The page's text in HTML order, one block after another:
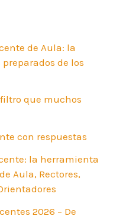
de Aula: la
de los
que muchos
con respuestas
la herramienta
Aula, Rectores,
2026 – De